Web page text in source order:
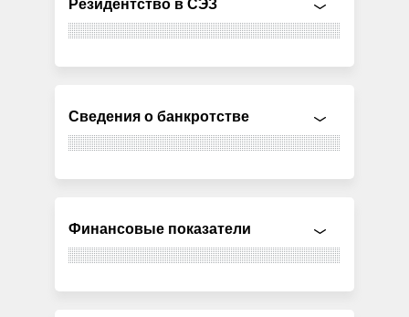
Резидентство в СЭЗ
Сведения о банкротстве
Финансовые показатели